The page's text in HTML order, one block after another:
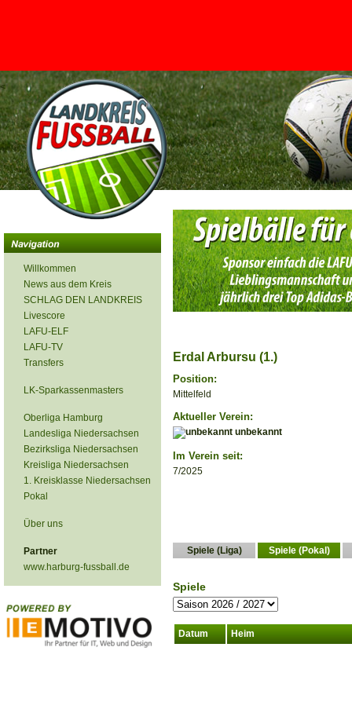
<
Willkommen
News aus dem Kreis
SCHLAG DEN LANDKREIS
Livescore
LAFU-ELF
LAFU-TV
Transfers
LK-Sparkassenmasters
Oberliga Hamburg
Landesliga Niedersachsen
Bezirksliga Niedersachsen
Kreisliga Niedersachsen
1. Kreisklasse Niedersachsen
Pokal
Über uns
Partner
www.harburg-fussball.de
Erdal Arbursu (1.)
Position:
Mittelfeld
Aktueller Verein:
unbekannt
Im Verein seit:
7/2025
Spiele (Liga) Spiele (Pokal)
Spiele
Datum Heim